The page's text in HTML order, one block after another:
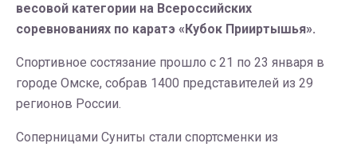
весовой категории на Всероссийских
соревнованиях по каратэ «Кубок Прииртышья».
Спортивное состязание прошло с 21 по 23 января в
городе Омске, собрав 1400 представителей из 29
регионов России.
Соперницами Суниты стали спортсменки из